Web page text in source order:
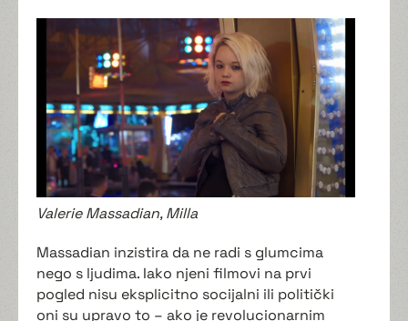
Valerie Massadian, Milla
Massadian inzistira da ne radi s glumcima
nego s ljudima. Iako njeni filmovi na prvi
pogled nisu eksplicitno socijalni ili politički
oni su upravo to – ako je revolucionarnim